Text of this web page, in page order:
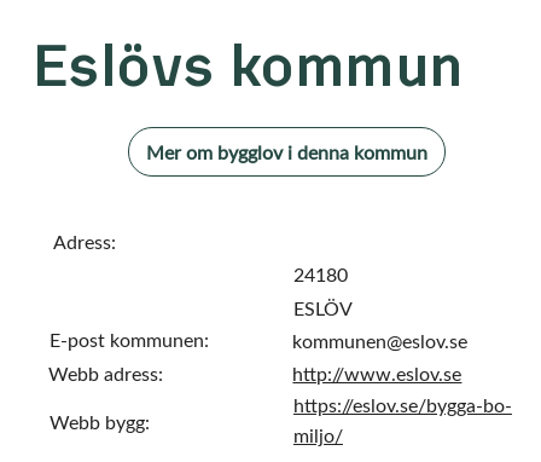
Eslövs kommun
Mer om bygglov i denna kommun
Adress:
E-post kommunen:
Webb adress:
Webb bygg:
24180
ESLÖV
kommunen@eslov.se
http://www.eslov.se
https://eslov.se/bygga-bo-
miljo/